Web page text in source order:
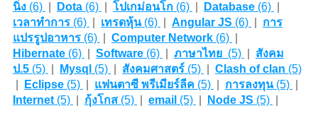
นิ่ง(6) Dota(6) โปเกม่อนโก(6) Database(6)
เวลาทำการ(6) เทรดหุ้น(6) Angular JS (6)
การ
แปรรูปอาหาร(6) Computer Network(6)
Hibernate(6) Software(6) ภาษาไทย (5)
สังคม
ป.5(5) Mysql (5) สังคมศาสตร์(5) Clash of clan (5)
Eclipse(5) แฟนตาซี พรีเมียร์ลีค (5) การลงทุน(5)
Internet(5) กุ้งโกส(5) email (5) Node JS (5)